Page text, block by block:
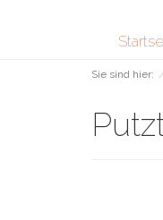
Sie sind hier: